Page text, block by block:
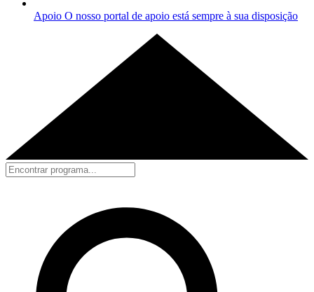
Apoio O nosso portal de apoio está sempre à sua disposição